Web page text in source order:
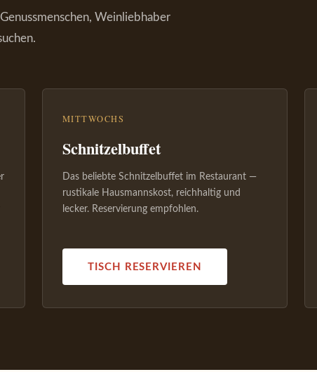
Wein­liebhaber
MITTWOCHS
Schnitzelbuffet
Das beliebte Schnitzelbuffet im Restaurant —
rustikale Hausmannskost, reichhaltig und
lecker. Reservierung empfohlen.
TISCH RESERVIEREN